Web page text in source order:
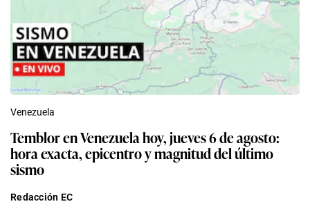
Venezuela
Temblor en Venezuela hoy, jueves 6 de agosto:
hora exacta, epicentro y magnitud del último
sismo
Redacción EC